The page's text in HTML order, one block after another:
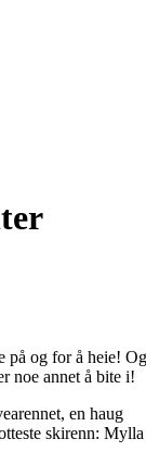
på og for å heie! Og
noe annet å bite i!
en haug
skirenn: Mylla